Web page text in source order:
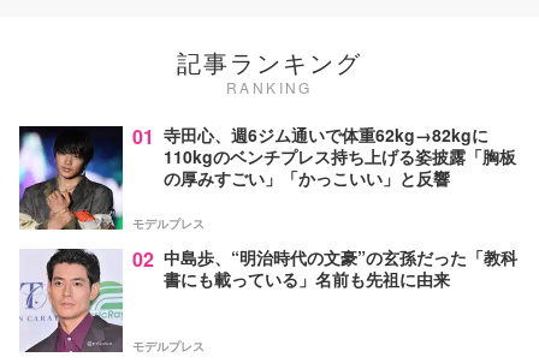
記事ランキング
RANKING
01 寺田心、週6ジム通いで体重62kg→82kgに
110kgのベンチプレス持ち上げる姿披露「胸板
の厚みすごい」「かっこいい」と反響
モデルプレス
02 中島歩、“明治時代の文豪”の玄孫だった「教科
書にも載っている」名前も先祖に由来
モデルプレス